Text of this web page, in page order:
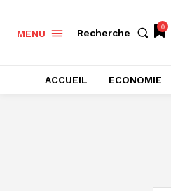
MENU Recherche
0
ACCUEIL ECONOMIE